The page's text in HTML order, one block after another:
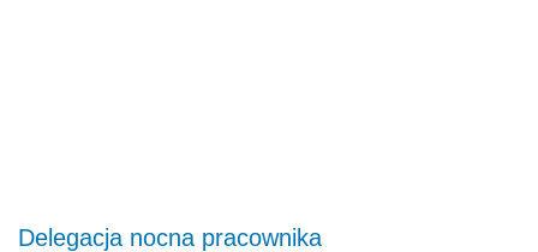
Delegacja nocna pracownika